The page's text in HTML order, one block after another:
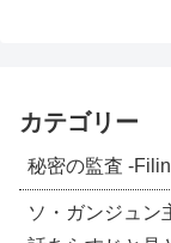
カテゴリー
秘密の監査 -
ソ・ガンジュン